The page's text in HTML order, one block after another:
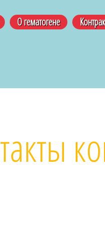
О гематогене